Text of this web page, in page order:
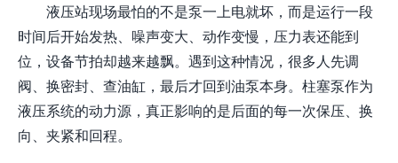
液压站现场最怕的不是泵一上电就坏，而是运行一段
时间后开始发热、噪声变大、动作变慢，压力表还能到
位，设备节拍却越来越飘。遇到这种情况，很多人先调
阀、换密封、查油缸，最后才回到油泵本身。柱塞泵作为
液压系统的动力源，真正影响的是后面的每一次保压、换
向、夹紧和回程。